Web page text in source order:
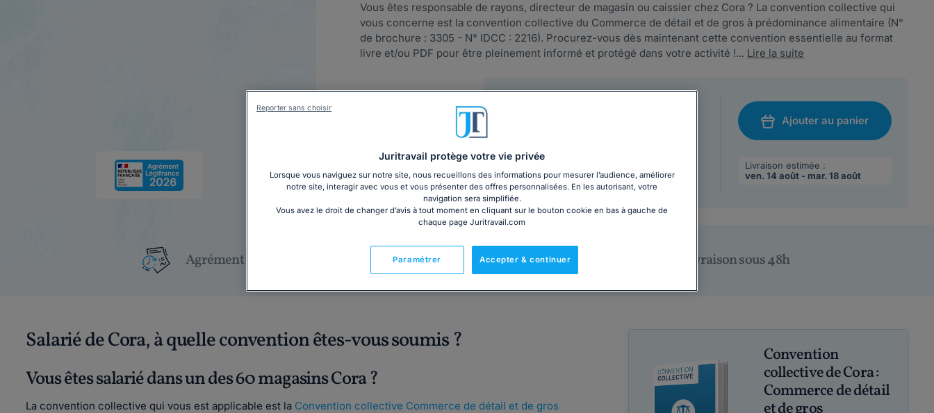
Vous êtes responsable de rayons, directeur de magasin ou caissier chez Cora ? La convention collective qui
vous concerne est la convention collective du Commerce de détail et de gros à prédominance alimentaire (N°
de brochure : 3305 - N° IDCC : 2216). Procurez-vous dès maintenant cette convention essentielle au format
livre et/ou PDF pour être pleinement informé et protégé dans votre activité !... Lire la suite
Livre + PDF
30,60€ TTC
Imprimé le jour de l'achat
Expédition en 24/48h max par
Chronopost
Ajouter au panier
Livraison estimée :
ven. 14 août - mar. 18 août
Agrément Légifrance Fabriqué en France Livraison sous 48h
Salarié de Cora, à quelle convention êtes-vous soumis ?
Vous êtes salarié dans un des 60 magasins Cora ?
La convention collective qui vous est applicable est la Convention collective Commerce de détail et de gros
Convention
collective de Cora :
Commerce de détail
Juritravail protège votre vie privée
Lorsque vous naviguez sur notre site, nous recueillons des informations pour mesurer l’audience, améliorer
notre site, interagir avec vous et vous présenter des offres personnalisées. En les autorisant, votre
navigation sera simplifiée.
Vous avez le droit de changer d’avis à tout moment en cliquant sur le bouton cookie en bas à gauche de
chaque page Juritravail.com
Accepter & continuer
Paramétrer
Reporter sans choisir